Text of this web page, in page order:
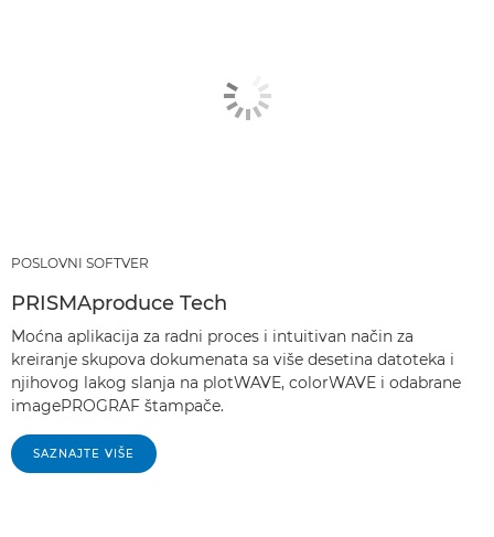
POSLOVNI SOFTVER
PRISMAproduce Tech
Moćna aplikacija za radni proces i intuitivan način za
kreiranje skupova dokumenata sa više desetina datoteka i
njihovog lakog slanja na plotWAVE, colorWAVE i odabrane
imagePROGRAF štampače.
SAZNAJTE VIŠE